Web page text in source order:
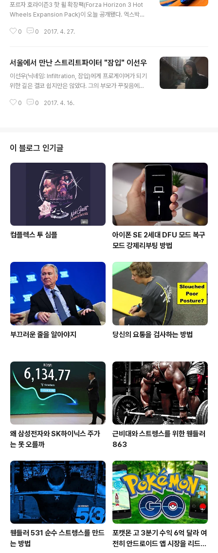
포르자 호라이즌3 핫 휠 확장팩(Forza Horizon 3 Hot
Wheels Expansion Pack)이 오늘 공개됐다. 엑스박스
일 출시 될 예정이다. 이번 새로운 확장팩은 호주 해안가에
의 공중에 배치된 핫 휠 트랙 네트워크로 연결된다. 포르자
호라이즌3는 가장 익스트림한 인스턴트 운전으로 평가 받
고 있으며 부스트 패드, 하이 뱅크 턴, 하이 파이프, 크레이
있다. 확장팩에서는 스턴트 드라이빙 테스트를 위한 이벤
0 0 2017. 4. 27.
서울에서 만난 스트리트파이터 "잠입" 이선우
이선우(닉네임: Infiltration, 잠입)에게 프로게이머가 되기
위한 길은 결코 쉽지만은 않았다. 그의 부모가 꾸짖음에도
득찬 비디오 아케이드 게임으로 보냈다. 게임에 대한 그의
on Championship Series)에서의 화려한 조명과 수많
은 사람들의 열기는 그가 게임에 대한 운명을 계획하기 시
작한 계기가 되었다. e.스포츠 사업은 급성장하고 있고 호
황을 누리고 있다. 현재, "Infiltration"은 이 분야에서 정점
을 찍었고 트로피로 가득찬 보관장을 가지고..
0 0 2017. 4. 16.
이 블로그 인기글
컴플렉스 투 심플
아이폰 SE 2세대 DFU 모드 복구
모드 강제리부팅 방법
부끄러운 줄을 알아야지 당신의 요통을 검사하는 방법
왜 삼성전자와 SK하이닉스 주가
는 못 오를까
근비대와 스트렝스를 위한 웬들러
863
웬들러 531 순수 스트렝스를 만드
는 방법
포캣몬 고 3분기 수익 6억 달라 여
전히 안드로이드 앱 시장을 리드